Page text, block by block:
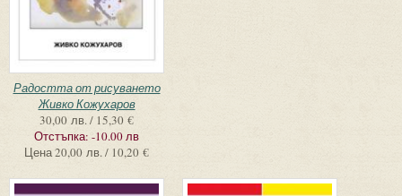
Радостта от рисуването
Живко Кожухаров
30,00 лв. / 15,30 €
Отстъпка: -10.00 лв
Цена20,00 лв. / 10,20 €